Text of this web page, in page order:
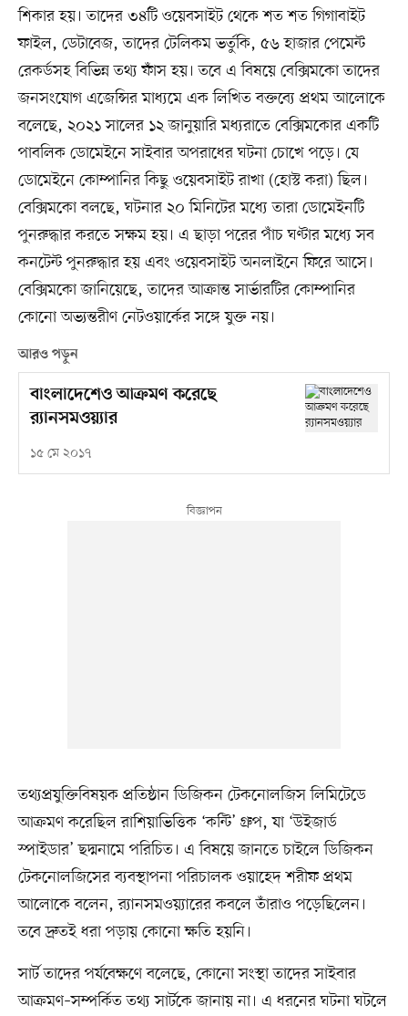
শিকার হয়। তাদের ৩৪টি ওয়েবসাইট থেকে শত শত গিগাবাইট
ফাইল, ডেটাবেজ, তাদের টেলিকম ভর্তুকি, ৫৬ হাজার পেমেন্ট
রেকর্ডসহ বিভিন্ন তথ্য ফাঁস হয়। তবে এ বিষয়ে বেক্সিমকো তাদের
জনসংযোগ এজেন্সির মাধ্যমে এক লিখিত বক্তব্যে প্রথম আলোকে
বলেছে, ২০২১ সালের ১২ জানুয়ারি মধ্যরাতে বেক্সিমকোর একটি
পাবলিক ডোমেইনে সাইবার অপরাধের ঘটনা চোখে পড়ে। যে
ডোমেইনে কোম্পানির কিছু ওয়েবসাইট রাখা (হোস্ট করা) ছিল।
বেক্সিমকো বলছে, ঘটনার ২০ মিনিটের মধ্যে তারা ডোমেইনটি
পুনরুদ্ধার করতে সক্ষম হয়। এ ছাড়া পরের পাঁচ ঘণ্টার মধ্যে সব
কনটেন্ট পুনরুদ্ধার হয় এবং ওয়েবসাইট অনলাইনে ফিরে আসে।
বেক্সিমকো জানিয়েছে, তাদের আক্রান্ত সার্ভারটির কোম্পানির
কোনো অভ্যন্তরীণ নেটওয়ার্কের সঙ্গে যুক্ত নয়।
আরও পড়ুন
বাংলাদেশেও আক্রমণ করেছে
র‍্যানসমওয়্যার
১৫ মে ২০১৭
তথ্যপ্রযুক্তিবিষয়ক প্রতিষ্ঠান ডিজিকন টেকনোলজিস লিমিটেডে
আক্রমণ করেছিল রাশিয়াভিত্তিক ‘কন্টি’ গ্রুপ, যা ‘উইজার্ড
স্পাইডার’ ছদ্মনামে পরিচিত। এ বিষয়ে জানতে চাইলে ডিজিকন
টেকনোলজিসের ব্যবস্থাপনা পরিচালক ওয়াহেদ শরীফ প্রথম
আলোকে বলেন, র‍্যানসমওয়্যারের কবলে তাঁরাও পড়েছিলেন।
তবে দ্রুতই ধরা পড়ায় কোনো ক্ষতি হয়নি।
সার্ট তাদের পর্যবেক্ষণে বলেছে, কোনো সংস্থা তাদের সাইবার
আক্রমণ–সম্পর্কিত তথ্য সার্টকে জানায় না। এ ধরনের ঘটনা ঘটলে